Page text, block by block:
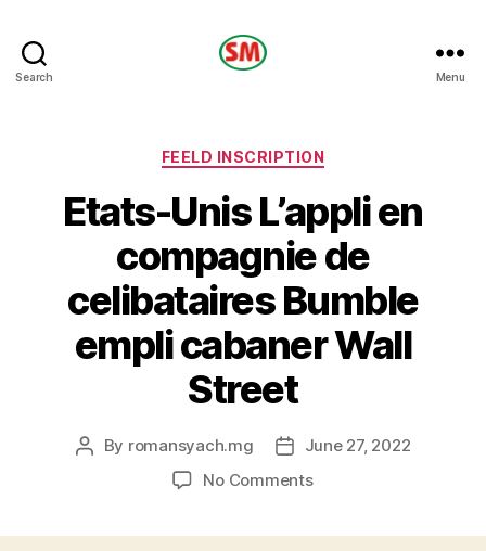
Search Menu
Categories
FEELD INSCRIPTION
Etats-Unis L’appli en
compagnie de
celibataires Bumble
empli cabaner Wall
Street
Post
By romansyach.mg
PostJune 27, 2022
No Commentson